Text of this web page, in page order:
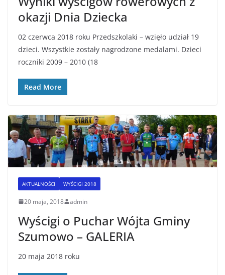
okazji Dnia Dziecka
02 czerwca 2018 roku Przedszkolaki – wzięło udział 19
dzieci. Wszystkie zostały nagrodzone medalami. Dzieci
roczniki 2009 – 2010 (18
Read More
AKTUALNOŚCI WYŚCIGI 2018
20 maja, 2018 admin
Wyścigi o Puchar Wójta Gminy
Szumowo – GALERIA
20 maja 2018 roku